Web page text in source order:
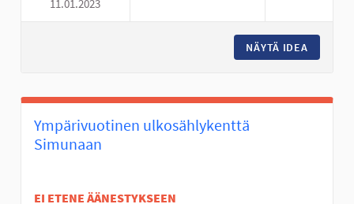
11.01.2023
NÄYTÄ IDEA
Ympärivuotinen ulkosählykenttä
Simunaan
EI ETENE ÄÄNESTYKSEEN